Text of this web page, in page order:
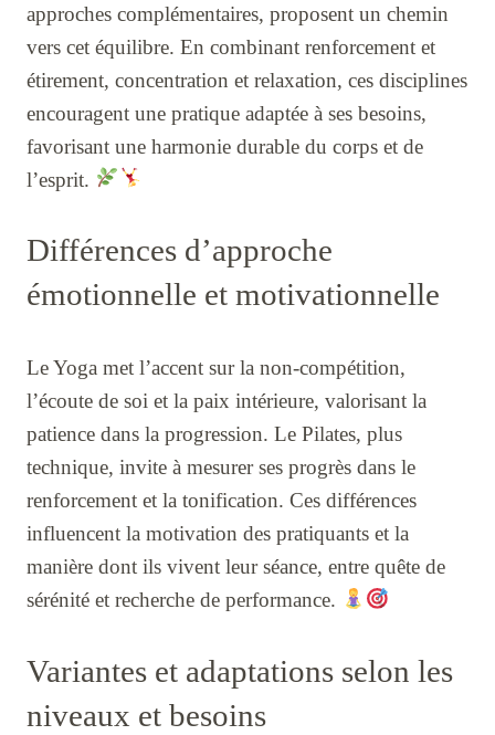
approches complémentaires, proposent un chemin
vers cet équilibre. En combinant renforcement et
étirement, concentration et relaxation, ces disciplines
encouragent une pratique adaptée à ses besoins,
favorisant une harmonie durable du corps et de
l’esprit.
Différences d’approche
émotionnelle et motivationnelle
Le Yoga met l’accent sur la non-compétition,
l’écoute de soi et la paix intérieure, valorisant la
patience dans la progression. Le Pilates, plus
technique, invite à mesurer ses progrès dans le
renforcement et la tonification. Ces différences
influencent la motivation des pratiquants et la
manière dont ils vivent leur séance, entre quête de
sérénité et recherche de performance.
Variantes et adaptations selon les
niveaux et besoins